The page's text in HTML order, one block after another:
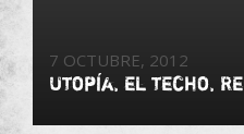
7 OCTUBRE, 2012
Utopía, el techo,